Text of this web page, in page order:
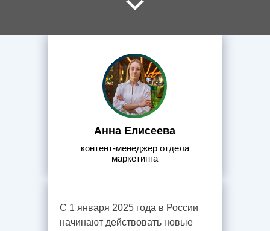
Анна Елисеева
контент-менеджер отдела
маркетинга
С 1 января 2025 года в России
начинают действовать новые